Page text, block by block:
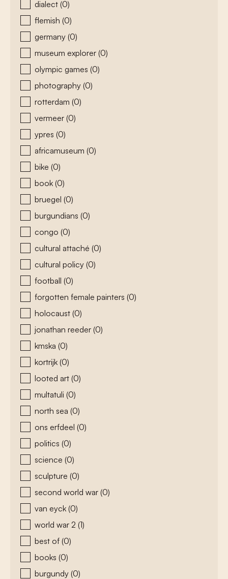
dialect (0)
flemish (0)
germany (0)
museum explorer (0)
olympic games (0)
photography (0)
rotterdam (0)
vermeer (0)
ypres (0)
africamuseum (0)
bike (0)
book (0)
bruegel (0)
burgundians (0)
congo (0)
cultural attaché (0)
cultural policy (0)
football (0)
forgotten female painters (0)
holocaust (0)
jonathan reeder (0)
kmska (0)
kortrijk (0)
looted art (0)
multatuli (0)
north sea (0)
ons erfdeel (0)
politics (0)
science (0)
sculpture (0)
second world war (0)
van eyck (0)
world war 2 (1)
best of (0)
books (0)
burgundy (0)